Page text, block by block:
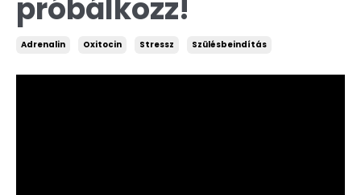
próbálkozz!
Adrenalin Oxitocin Stressz Szülésbeindítás